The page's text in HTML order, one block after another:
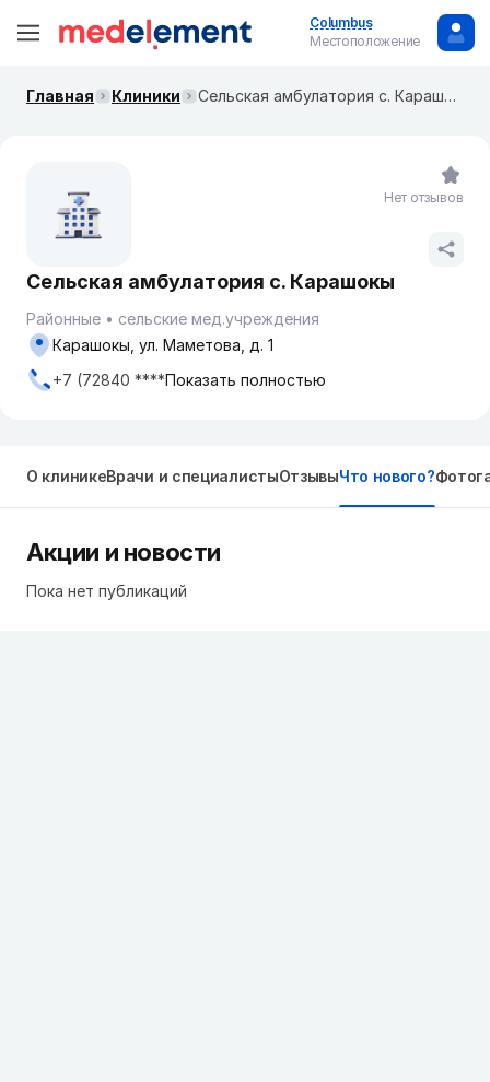
Columbus
Местоположение
Главная Клиники Сельская амбулатория с. Карашокы
Сельская амбулатория с. Карашокы
Районные
сельские мед.учреждения
Карашокы, ул. Маметова, д. 1
+7 (72840 ****Показать полностью
Нет отзывов
О клиникеВрачи и специалистыОтзывыЧто нового?
Акции и новости
Пока нет публикаций